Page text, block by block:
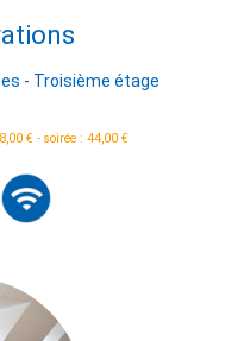
- Troisième étage
€ - soirée : 44,00 €